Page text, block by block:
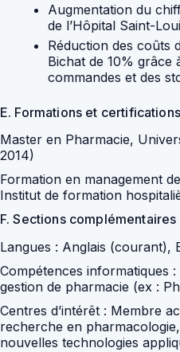
Augmentation du
de l’Hôpital Saint-
Réduction des coûts
Bichat de 10% grâce
commandes et des
E. Formations et certifications
Master en Pharmacie,
2014)
Formation en management
Institut de formation
F. Sections complémentaires
Langues : Anglais (courant),
Compétences informatiques :
gestion de pharmacie (ex :
Centres d’intérêt : Membre
recherche en
nouvelles technologies